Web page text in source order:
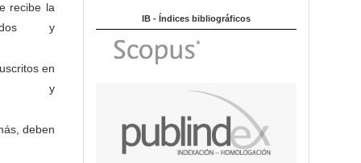
recibe la
y
en
y
deben
m
IB - Índices bibliográficos